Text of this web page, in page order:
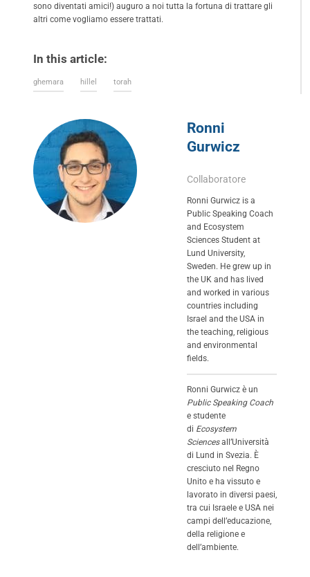
sono diventati amici!) auguro a noi tutta la fortuna di trattare gli
altri come vogliamo essere trattati.
In this article:
ghemara hillel torah
Ronni
Gurwicz
Collaboratore
Ronni Gurwicz is a
Public Speaking Coach
and Ecosystem
Sciences Student at
Lund University,
Sweden. He grew up in
the UK and has lived
and worked in various
countries including
Israel and the USA in
the teaching, religious
and environmental
fields.
Ronni Gurwicz è un
Public Speaking Coach
e studente
di Ecosystem
Sciencesall’Università
di Lund in Svezia. È
cresciuto nel Regno
Unito e ha vissuto e
lavorato in diversi paesi,
tra cui Israele e USA nei
campi dell’educazione,
della religione e
dell’ambiente.